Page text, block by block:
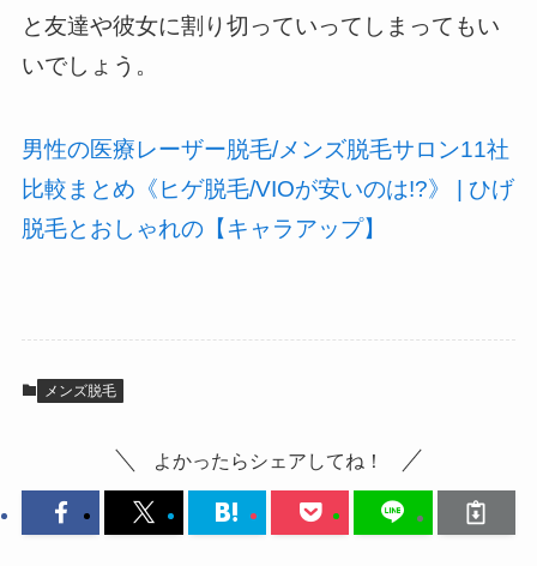
と友達や彼女に割り切っていってしまってもい
いでしょう。
男性の医療レーザー脱毛/メンズ脱毛サロン11社
比較まとめ《ヒゲ脱毛/VIOが安いのは!?》 | ひげ
脱毛とおしゃれの【キャラアップ】
メンズ脱毛
よかったらシェアしてね！